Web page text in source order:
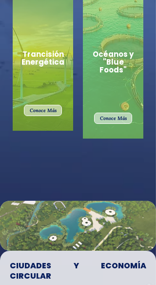
Conoce Más
Trancisión
Energética
Conoce Más
Océanos y
"Blue
Foods"
CIUDADES Y ECONOMÍA
CIRCULAR